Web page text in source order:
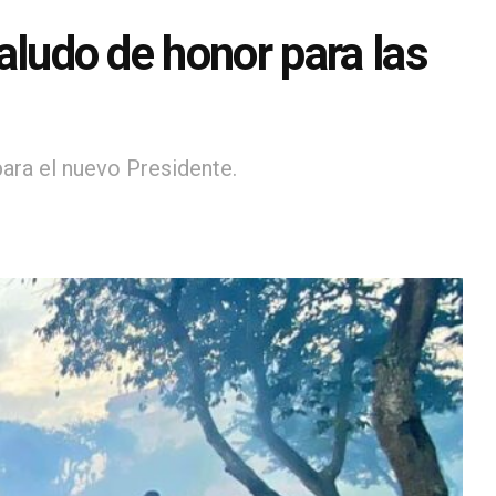
de honor para las
el nuevo Presidente.